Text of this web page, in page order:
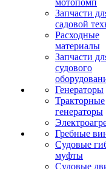
мотопомп
Запчасти
садовой
Расходные
материалы
Запчасти
судового
Генераторы
Тракторные
генераторы
Гребные
Судовые
муфты
Судовые